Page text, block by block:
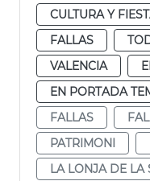
CULTURA Y
FALLAS
VALENCIA
EN PORTADA
FALLAS
PATRIMONI
LA LONJA DE LA